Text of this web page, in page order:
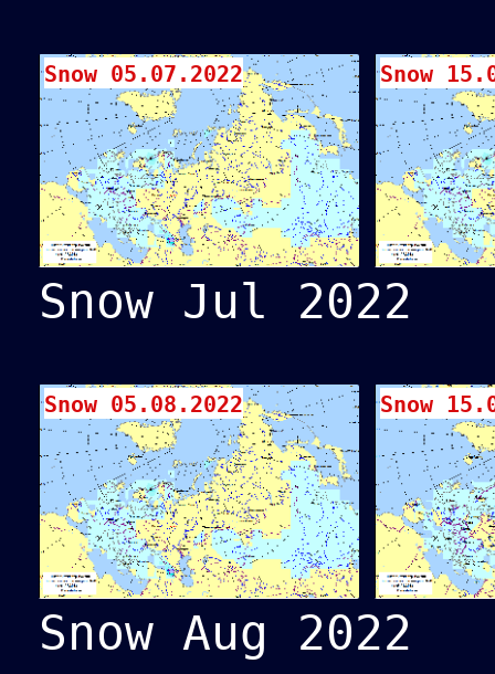
Snow 05.07.2022 Snow
Snow Jul 2022
Snow 05.08.2022 Snow
Snow Aug 2022